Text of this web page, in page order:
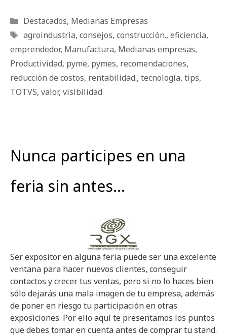
Categorías
Destacados, Medianas Empresas
Etiquetas
agroindustria, consejos, construcción., eficiencia,
emprendedor, Manufactura, Medianas empresas,
Productividad, pyme, pymes, recomendaciones,
reducción de costos, rentabilidad., tecnología, tips,
TOTVS, valor, visibilidad
Nunca participes en una
feria sin antes…
Ser expositor en alguna feria puede ser una excelente
ventana para hacer nuevos clientes, conseguir
contactos y crecer tus ventas, pero si no lo haces bien
sólo dejarás una mala imagen de tu empresa, además
de poner en riesgo tu participación en otras
exposiciones. Por ello aquí te presentamos los puntos
que debes tomar en cuenta antes de comprar tu stand.